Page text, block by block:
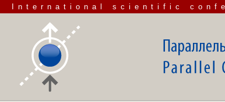
International scientific